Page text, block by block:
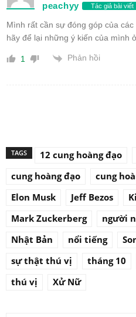
peachyy Tác giả bài viết
Mình rất cần sự đóng góp của
hãy để lại những ý kiến của mình
1 Phản hồi
TAGS 12 cung hoàng đạo
cung hoàng đạo
cung
Elon Musk
Jeff Bezos
Mark Zuckerberg
người
Nhật Bản
nổi tiếng
sự thật thú vị
tháng 10
thú vị
Xử Nữ